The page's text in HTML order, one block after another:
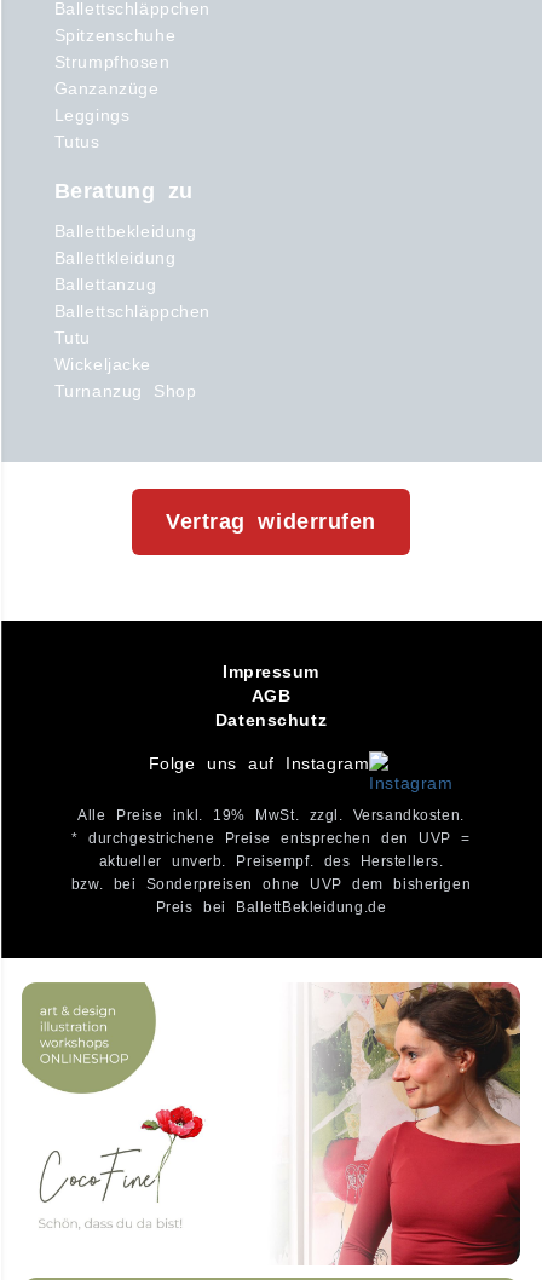
Ballettschläppchen
Spitzenschuhe
Strumpfhosen
Ganzanzüge
Leggings
Tutus
Beratung zu
Ballettbekleidung
Ballettkleidung
Ballettanzug
Ballettschläppchen
Tutu
Wickeljacke
Turnanzug Shop
Vertrag widerrufen
Impressum
AGB
Datenschutz
Folge uns auf Instagram
Alle Preise inkl. 19% MwSt. zzgl. Versandkosten.
* durchgestrichene Preise entsprechen den UVP =
aktueller unverb. Preisempf. des Herstellers.
bzw. bei Sonderpreisen ohne UVP dem bisherigen
Preis bei BallettBekleidung.de